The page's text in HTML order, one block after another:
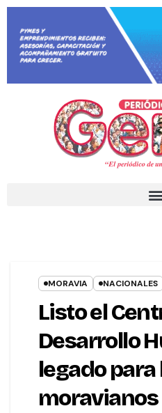
MORAVIA NACIONALES
Listo el
Desarrollo
legado para
moravianos